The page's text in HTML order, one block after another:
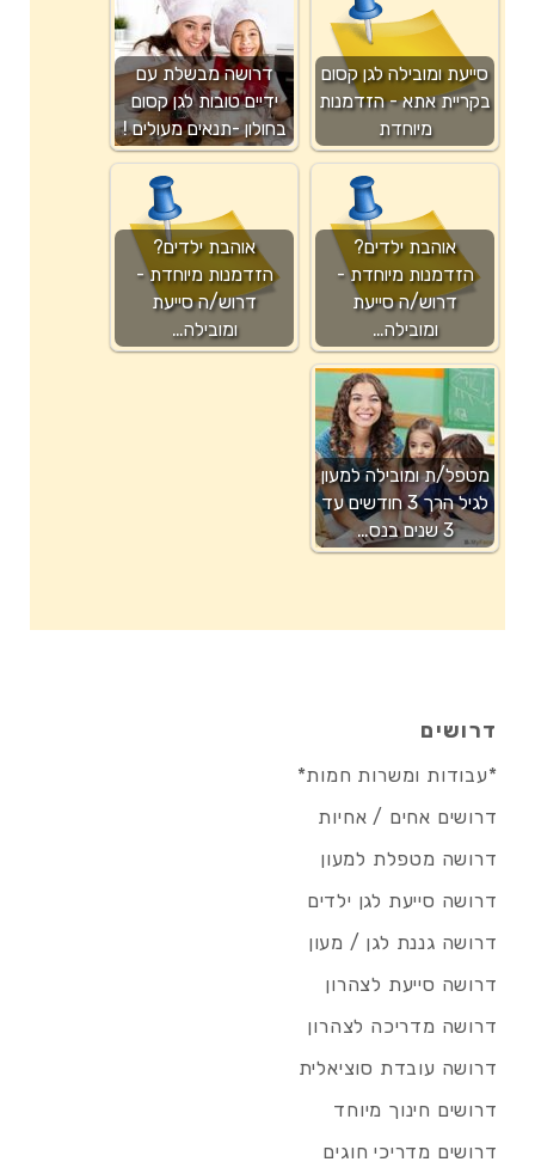
סייעת ומובילה לגן קסום
בקריית אתא - הזדמנות
מיוחדת
דרושה מבשלת עם
ידיים טובות לגן קסום
בחולון -תנאים מעולים !
אוהבת ילדים?
הזדמנות מיוחדת -
דרוש/ה סייעת
ומובילה…
אוהבת ילדים?
הזדמנות מיוחדת -
דרוש/ה סייעת
ומובילה…
מטפל/ת ומובילה למעון
לגיל הרך 3 חודשים עד
3 שנים בנס…
דרושים
*עבודות ומשרות חמות*
דרושים אחים / אחיות
דרושה מטפלת למעון
דרושה סייעת לגן ילדים
דרושה גננת לגן / מעון
דרושה סייעת לצהרון
דרושה מדריכה לצהרון
דרושה עובדת סוציאלית
דרושים חינוך מיוחד
דרושים מדריכי חוגים